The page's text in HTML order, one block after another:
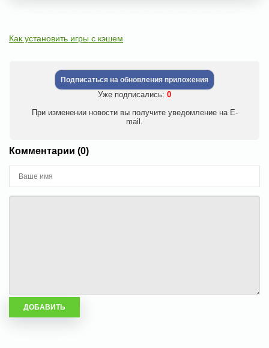
Как установить игры с кэшем
Подписаться на обновления приложения
Уже подписались: 0
При изменении новости вы получите уведомление на E-
mail.
Комментарии (0)